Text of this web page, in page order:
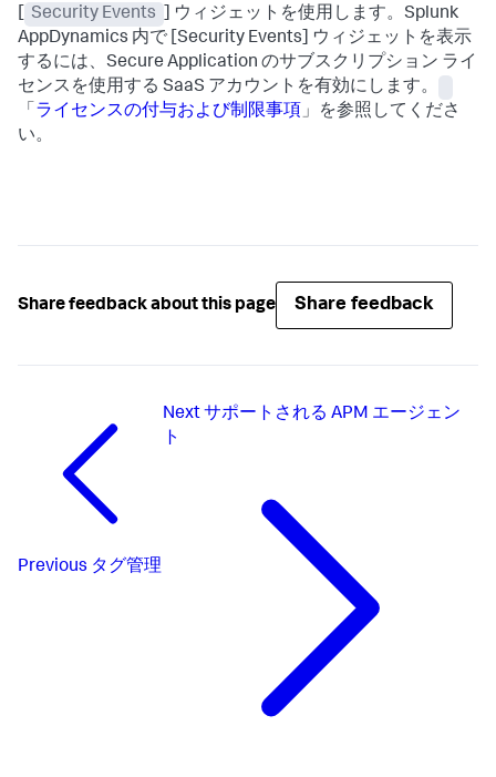
Security Events ] ウィジェットを使用します。 Splunk
AppDynamics 内で [Security Events] ウィジェットを表示
するには、Secure Application のサブスクリプション ライ
センスを使用する SaaS アカウントを有効にします。
「 ライセンスの付与および制限事項 」を参照してくださ
い。
Share feedback about this page Share feedback
Previous タグ管理
Next サポートされる APM エージェン
ト